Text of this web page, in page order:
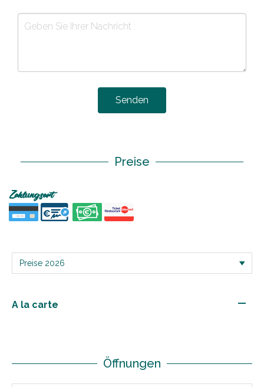
Senden
Preise
Zahlungsart
A la carte —
Öffnungen